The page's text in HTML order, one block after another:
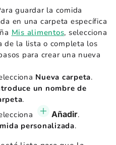
guardar la comida
en una carpeta específica
Mis alimentos, selecciona
de la lista o completa los
para crear una nueva
Nueva carpeta.
un nombre de
.
Añadir.
personalizada.